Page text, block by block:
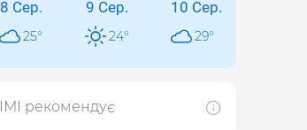
8 Сер.
25°
9 Сер.
24°
10 Сер.
29°
ІМІ рекомендує